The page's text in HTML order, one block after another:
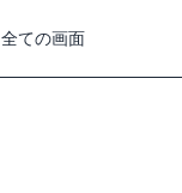
全ての画面